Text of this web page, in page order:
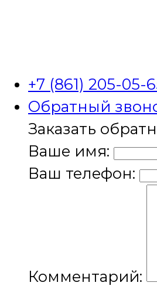
+7 (861) 205-05-
Обратный
Заказать
Ваше имя:
Ваш телефон:
Комментарий: